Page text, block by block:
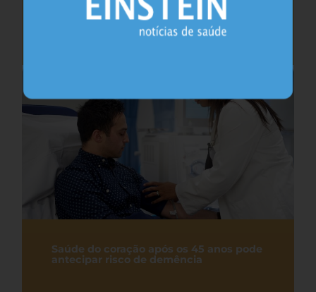
Saúde do coração após os 45 anos pode
antecipar risco de demência